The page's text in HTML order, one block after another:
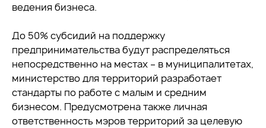
ведения бизнеса.
До 50% субсидий на поддержку
предпринимательства будут распределяться
непосредственно на местах – в муниципалитетах,
министерство для территорий разработает
стандарты по работе с малым и средним
бизнесом. Предусмотрена также личная
ответственность мэров территорий за целевую